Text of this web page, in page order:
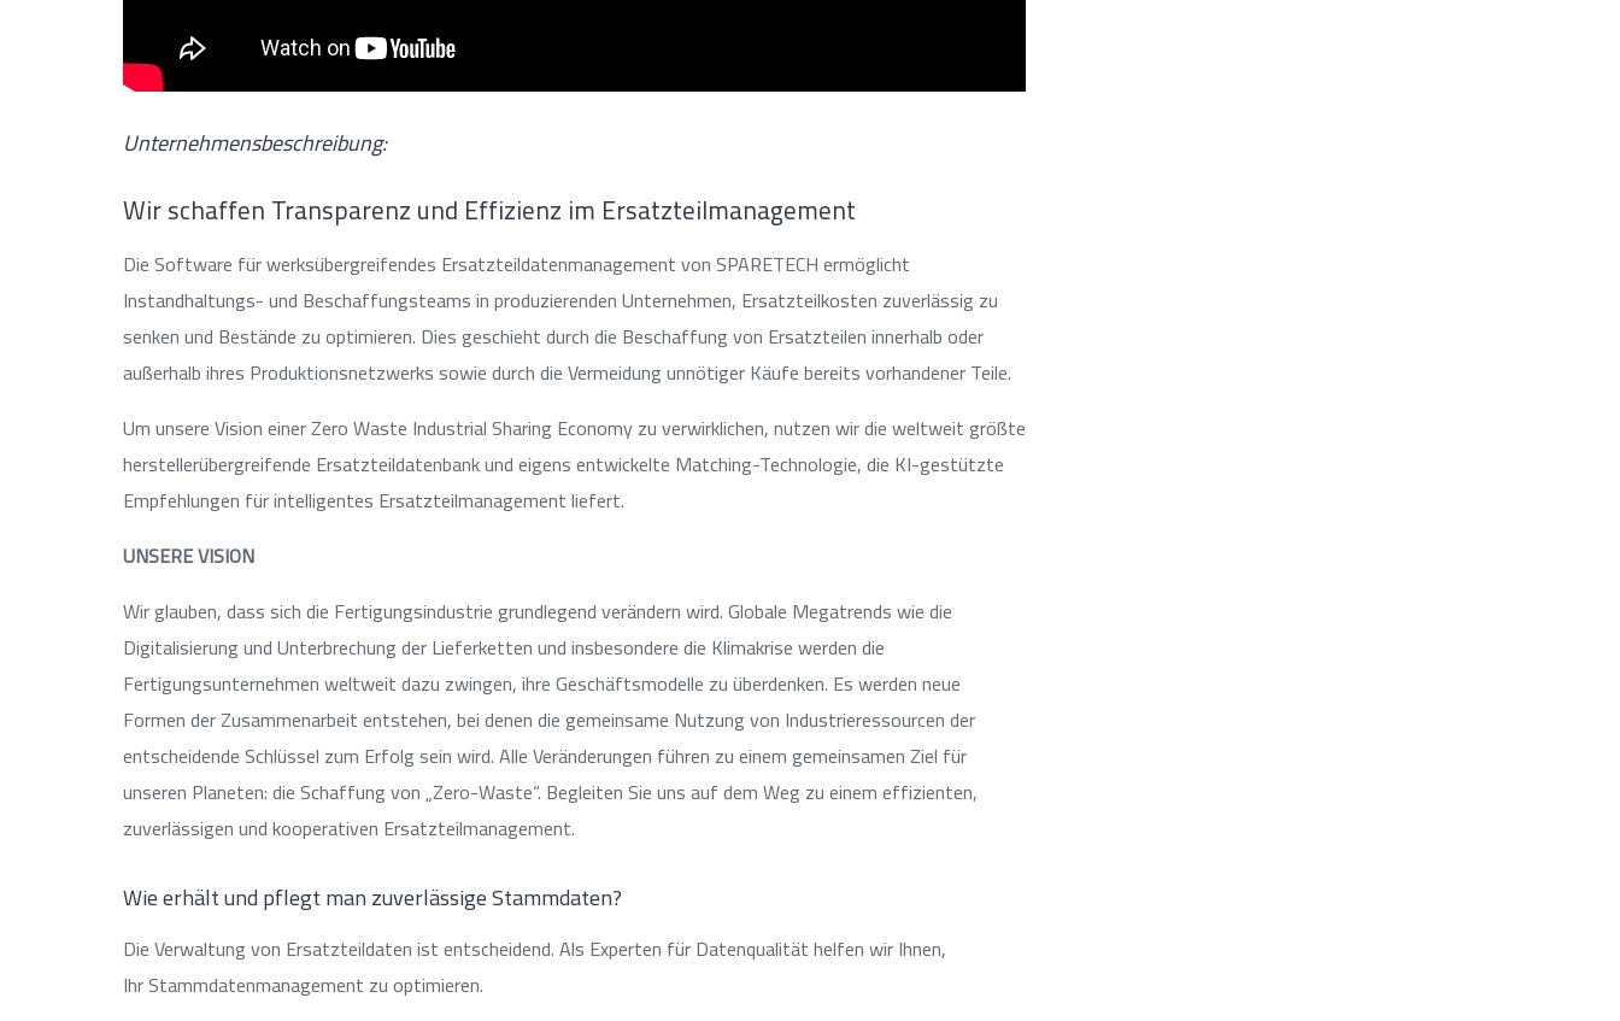
Unternehmensbeschreibung:
Wir schaffen Transparenz und Effizienz im Ersatzteilmanagement
Die Software für werksübergreifendes Ersatzteildatenmanagement von SPARETECH ermöglicht
Instandhaltungs- und Beschaffungsteams in produzierenden Unternehmen, Ersatzteilkosten zuverlässig zu
senken und Bestände zu optimieren. Dies geschieht durch die Beschaffung von Ersatzteilen innerhalb oder
außerhalb ihres Produktionsnetzwerks sowie durch die Vermeidung unnötiger Käufe bereits vorhandener Teile.
Um unsere Vision einer Zero Waste Industrial Sharing Economy zu verwirklichen, nutzen wir die weltweit größte
herstellerübergreifende Ersatzteildatenbank und eigens entwickelte Matching-Technologie, die KI-gestützte
Empfehlungen für intelligentes Ersatzteilmanagement liefert.
UNSERE VISION
Wir glauben, dass sich die Fertigungsindustrie grundlegend verändern wird. Globale Megatrends wie die
Digitalisierung und Unterbrechung der Lieferketten und insbesondere die Klimakrise werden die
Fertigungsunternehmen weltweit dazu zwingen, ihre Geschäftsmodelle zu überdenken. Es werden neue
Formen der Zusammenarbeit entstehen, bei denen die gemeinsame Nutzung von Industrieressourcen der
entscheidende Schlüssel zum Erfolg sein wird. Alle Veränderungen führen zu einem gemeinsamen Ziel für
unseren Planeten: die Schaffung von „Zero-Waste“. Begleiten Sie uns auf dem Weg zu einem effizienten,
zuverlässigen und kooperativen Ersatzteilmanagement.
Wie erhält und pflegt man zuverlässige Stammdaten?
Die Verwaltung von Ersatzteildaten ist entscheidend. Als Experten für Datenqualität helfen wir Ihnen,
Ihr Stammdatenmanagement zu optimieren.